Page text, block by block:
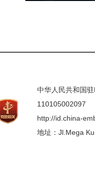
中华人民共和国
110105002097
http://id.china-
地址：Jl.Mega